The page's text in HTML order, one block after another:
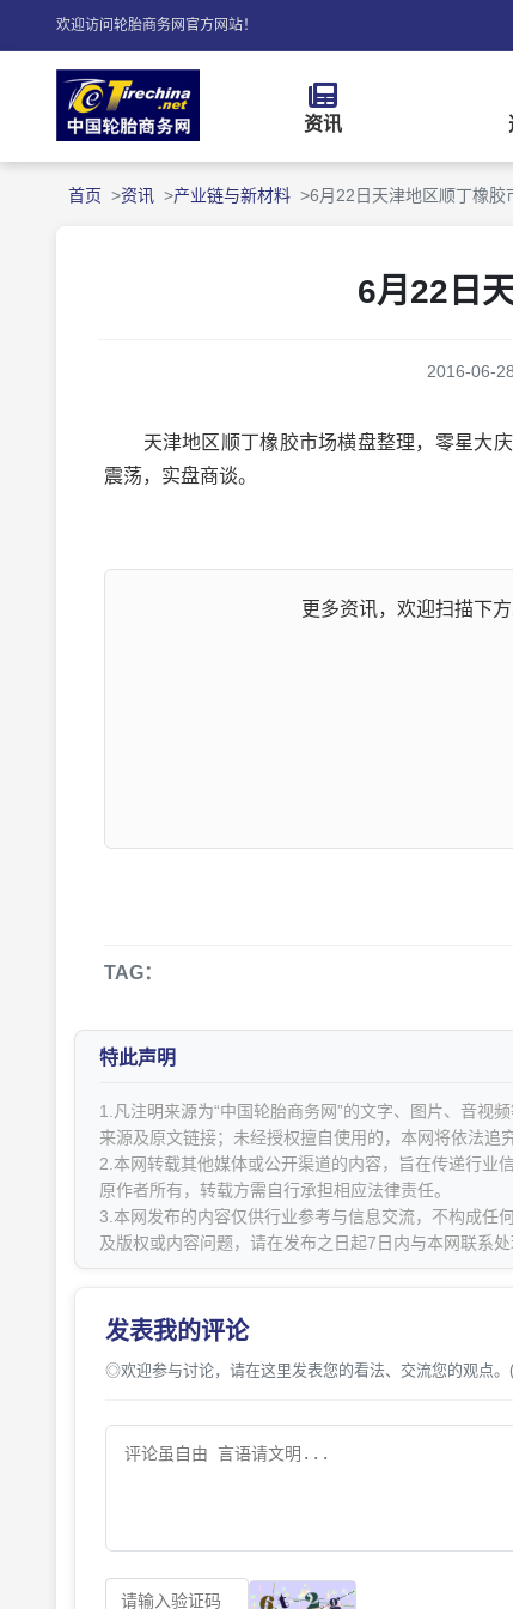
欢迎访问轮胎商务网官方网站！
资讯
首页 资讯 产业链与新材料 6月22日天津地区顺丁橡胶
6月22日
2016-06-28
天津地区顺丁橡胶市场横盘整理，零星大庆
震荡，实盘商谈。
更多资讯，欢迎扫描下
TAG：
特此声明
1.凡注明来源为“中国轮胎商务网”的文字、图片、音视
来源及原文链接；未经授权擅自使用的，本网将依法追
2.本网转载其他媒体或公开渠道的内容，旨在传递行业
原作者所有，转载方需自行承担相应法律责任。
3.本网发布的内容仅供行业参考与信息交流，不构成任
及版权或内容问题，请在发布之日起7日内与本网联系处
发表我的评论
◎欢迎参与讨论，请在这里发表您的看法、交流您的观点。